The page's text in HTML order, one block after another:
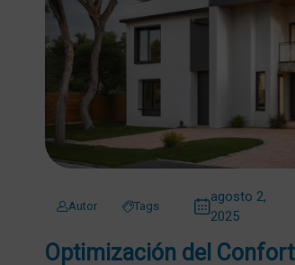
Autor Tags
agosto 2,
2025
Optimización del Confort